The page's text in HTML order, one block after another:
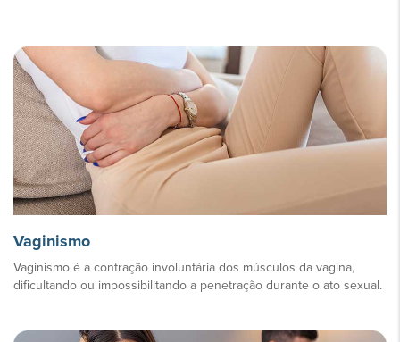
Vaginismo
Vaginismo é a contração involuntária dos músculos da vagina,
dificultando ou impossibilitando a penetração durante o ato sexual.